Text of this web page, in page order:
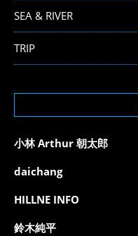
SEA & RIVER
TRIP
小林 Arthur 朝太郎
daichang
HILLNE INFO
鈴木純平